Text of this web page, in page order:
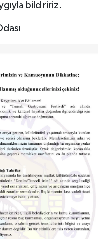
bildiririz.